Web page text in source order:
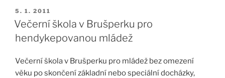
5. 1. 2011
Večerní škola v Brušperku pro
hendykepovanou mládež
Večerní škola v Brušperku pro mládež bez omezení
věku po skončení základní nebo speciální docházky,